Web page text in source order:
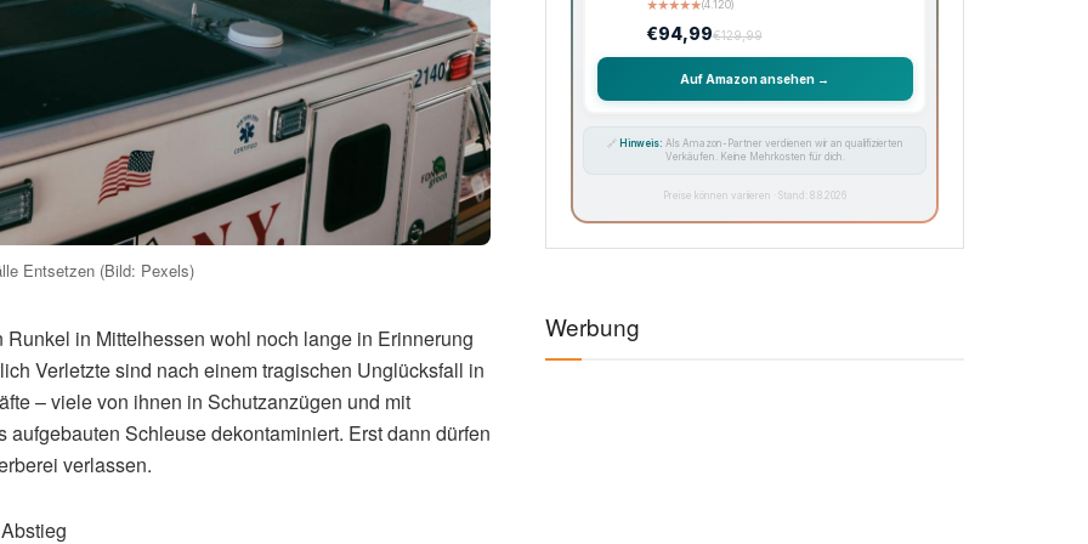
Entsetzen (Bild: Pexels)
in Mittelhessen wohl noch lange in Erinnerung
Verletzte sind nach einem tragischen Unglücksfall in
– viele von ihnen in Schutzanzügen und mit
Schleuse dekontaminiert. Erst dann dürfen
verlassen.
★★★★★(4.120)
€94,99€129,99
Auf Amazon ansehen →
🔗 Hinweis: Als Amazon-Partner verdienen wir an qualifizierten
Verkäufen. Keine Mehrkosten für dich.
Preise können variieren · Stand: 8.8.2026
Werbung